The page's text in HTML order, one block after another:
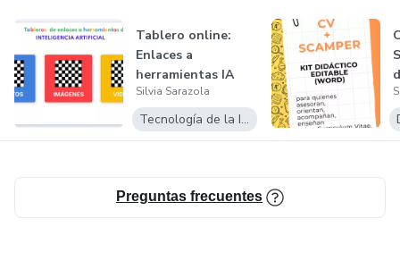
Tablero online:
Enlaces a
herramientas IA
Silvia Sarazola
Tecnología de la Información
Preguntas frecuentes